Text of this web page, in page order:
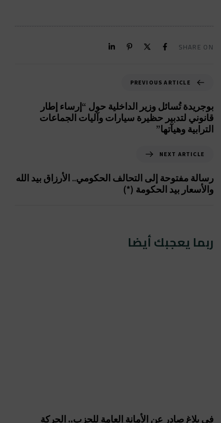
SHARE ON
PREVIOUS ARTICLE
بوجريدة تُسائل وزير الداخلية حول “إرساء إطار
قانوني لتدبير حظيرة سيارات وآليات الجماعات
الترابية وهيآتها”
NEXT ARTICLE
رسالة مفتوحة إلى التحالف الحكومي.. الأرزاق بيد الله
والأسعار بيد الحكومة (*)
ربما يعجبك أيضا
في بلاغ صادر عن الأمانة العامة للحزب.. الحركة